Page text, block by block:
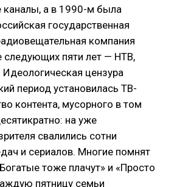
каналы, а в 1990-м была
государственная
компания
следующих пяти лет — НТВ,
цензура
период установилась ТВ-
контента, мусорного в том
на уже
свалились сотни
и сериалов. Многие помнят
тоже плачут» и «Просто
пятницу семьи